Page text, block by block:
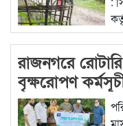
রাজনগরে
বৃক্ষরোপণ